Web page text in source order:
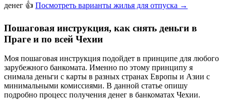
денег 👍 Посмотреть варианты жилья для отпуска →
Пошаговая инструкция, как снять деньги в
Праге и по всей Чехии
Моя пошаговая инструкция подойдет в принципе для любого
зарубежного банкомата. Именно по этому принципу я
снимала деньги с карты в разных странах Европы и Азии с
минимальными комиссиями. В данной статье опишу
подробно процесс получения денег в банкоматах Чехии.